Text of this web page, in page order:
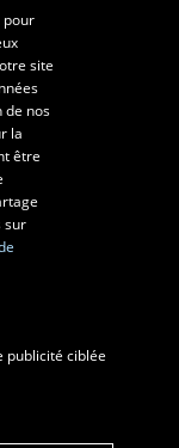
de développement
pour
site
de nos
la
être
sur
publicité ciblée